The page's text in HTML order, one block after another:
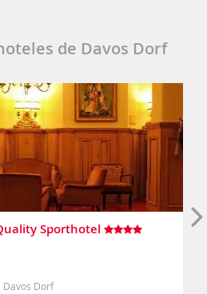
de Davos Dorf
Sporthotel
Davos Dorf